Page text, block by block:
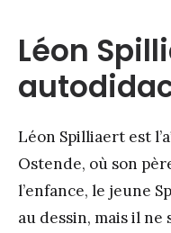
Léon
Léon Spilliaert est
Ostende, où son
l’enfance, le jeune
au dessin, mais il